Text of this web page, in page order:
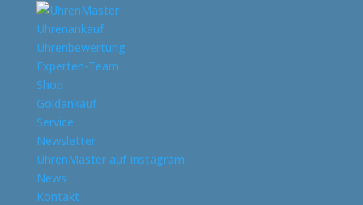
Uhrenankauf
Uhrenbewertung
Experten-Team
Shop
Goldankauf
Service
Newsletter
UhrenMaster auf Instagram
News
Kontakt